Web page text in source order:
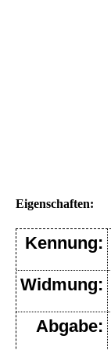
Eigenschaften:
Kennung:
Widmung:
Abgabe: